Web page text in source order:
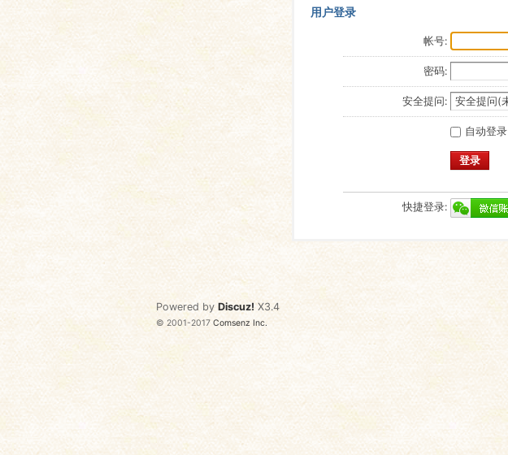
用户登录
帐号:
密码:
安全提问:
自动登录
登录
快捷登录:
Powered by Discuz! X3.4
© 2001-2017Comsenz Inc.